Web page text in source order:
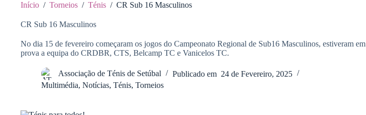
Início / Torneios / Ténis / CR Sub 16 Masculinos
CR Sub 16 Masculinos
No dia 15 de fevereiro começaram os jogos do Campeonato Regional de Sub16 Masculinos, estiveram em
prova a equipa do CRDBR, CTS, Belcamp TC e Vanicelos TC.
Associação de Ténis de Setúbal Publicado em 24 de Fevereiro, 2025
Multimédia, Notícias, Ténis, Torneios